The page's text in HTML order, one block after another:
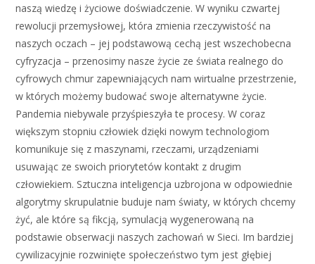
naszą wiedzę i życiowe doświadczenie. W wyniku czwartej
rewolucji przemysłowej, która zmienia rzeczywistość na
naszych oczach – jej podstawową cechą jest wszechobecna
cyfryzacja – przenosimy nasze życie ze świata realnego do
cyfrowych chmur zapewniających nam wirtualne przestrzenie,
w których możemy budować swoje alternatywne życie.
Pandemia niebywale przyśpieszyła te procesy. W coraz
większym stopniu człowiek dzięki nowym technologiom
komunikuje się z maszynami, rzeczami, urządzeniami
usuwając ze swoich priorytetów kontakt z drugim
człowiekiem. Sztuczna inteligencja uzbrojona w odpowiednie
algorytmy skrupulatnie buduje nam światy, w których chcemy
żyć, ale które są fikcją, symulacją wygenerowaną na
podstawie obserwacji naszych zachowań w Sieci. Im bardziej
cywilizacyjnie rozwinięte społeczeństwo tym jest głębiej